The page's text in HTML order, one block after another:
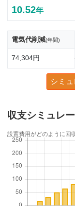
10.52年
電気代削減(年間)
74,304円
シミ
収支シミュレ
設置費用がどのように回